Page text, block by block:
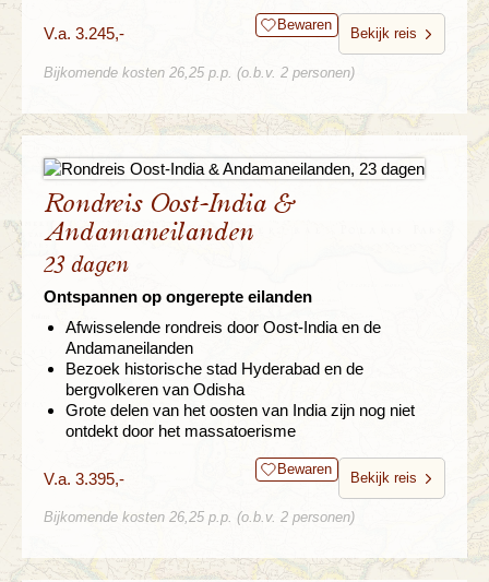
V.a. 3.245,- Bewaren
Bekijk reis
Bijkomende kosten 26,25 p.p. (o.b.v. 2 personen)
Rondreis Oost-India &
Andamaneilanden
23 dagen
Ontspannen op ongerepte eilanden
Afwisselende rondreis door Oost-India en de
Andamaneilanden
Bezoek historische stad Hyderabad en de
bergvolkeren van Odisha
Grote delen van het oosten van India zijn nog niet
ontdekt door het massatoerisme
V.a. 3.395,- Bewaren
Bekijk reis
Bijkomende kosten 26,25 p.p. (o.b.v. 2 personen)